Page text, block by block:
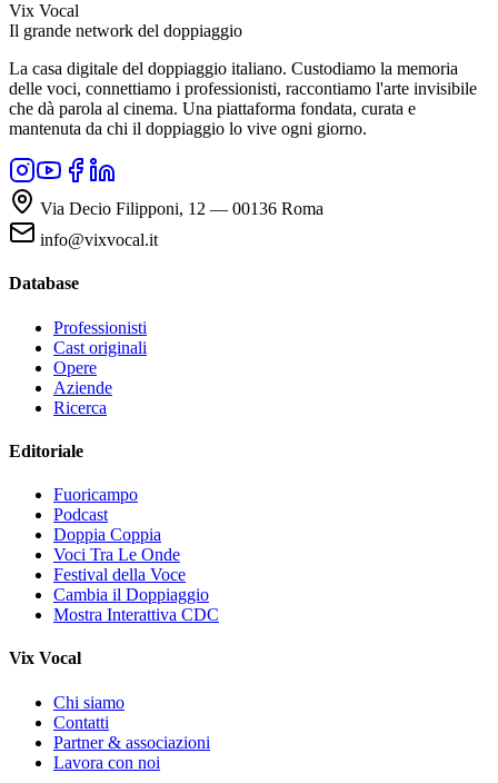
Vix Vocal
Il grande network del doppiaggio
La casa digitale del doppiaggio italiano. Custodiamo la memoria
delle voci, connettiamo i professionisti, raccontiamo l'arte invisibile
che dà parola al cinema. Una piattaforma fondata, curata e
mantenuta da chi il doppiaggio lo vive ogni giorno.
Via Decio Filipponi, 12 — 00136 Roma
info@vixvocal.it
Database
Professionisti
Cast originali
Opere
Aziende
Ricerca
Editoriale
Fuoricampo
Podcast
Doppia Coppia
Voci Tra Le Onde
Festival della Voce
Cambia il Doppiaggio
Mostra Interattiva CDC
Vix Vocal
Chi siamo
Contatti
Partner & associazioni
Lavora con noi